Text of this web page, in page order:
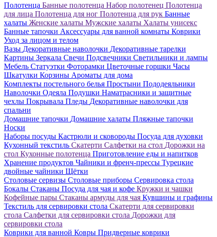
Полотенца Банные полотенца Набор полотенец Полотенца
для лица Полотенца для ног Полотенца для рук Банные
халаты Женские халаты Мужские халаты Халаты унисекс
Банные тапочки Аксессуары для ванной комнаты Коврики
Уход за лицом и телом
Вазы Декоративные наволочки Декоративные тарелки
Картины Зеркала Свечи Подсвечники Светильники и лампы
Мебель Статуэтки Фоторамки Цветочные горшки Часы
Шкатулки Корзины Ароматы для дома
Комплекты постельного белья Простыни Пододеяльники
Наволочки Одеяла Подушки Наматрасники и защитные
чехлы Покрывала Пледы Декоративные наволочки для
спальни
Домашние тапочки Домашние халаты Пляжные тапочки
Носки
Наборы посуды Кастрюли и сковороды Посуда для духовки
Кухонный текстиль Скатерти Салфетки на стол Дорожки на
стол Кухонные полотенца Приготовление еды и напитков
Хранение продуктов Чайники и френч-прессы Турецкие
двойные чайники Щётки
Столовые сервизы Столовые приборы Сервировка стола
Бокалы Стаканы Посуда для чая и кофе Кружки и чашки
Кофейные пары Стаканы армуды для чая Кувшины и графины
Текстиль для сервировки стола Скатерти для сервировки
стола Салфетки для сервировки стола Дорожки для
сервировки стола
Коврики для ванной Ковры Придверные коврики